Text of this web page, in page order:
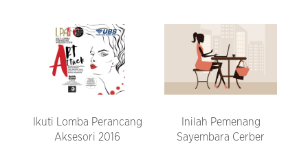
Ikuti Lomba Perancang
Aksesori 2016
Inilah Pemenang
Sayembara Cerber